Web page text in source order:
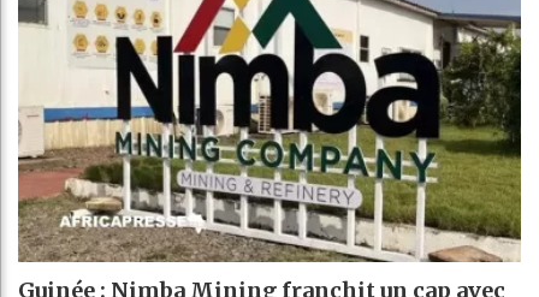
Guinée : Nimba Mining franchit un cap avec